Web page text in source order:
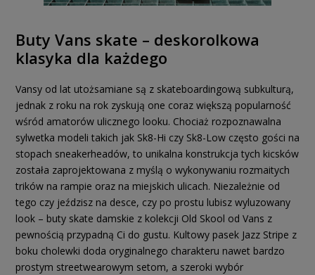
Buty Vans skate – deskorolkowa
klasyka dla każdego
Vansy od lat utożsamiane są z skateboardingową subkulturą,
jednak z roku na rok zyskują one coraz większą popularność
wśród amatorów ulicznego looku. Chociaż rozpoznawalna
sylwetka modeli takich jak Sk8-Hi czy Sk8-Low często gości na
stopach sneakerheadów, to unikalna konstrukcja tych kicsków
została zaprojektowana z myślą o wykonywaniu rozmaitych
trików na rampie oraz na miejskich ulicach. Niezależnie od
tego czy jeździsz na desce, czy po prostu lubisz wyluzowany
look – buty skate damskie z kolekcji Old Skool od Vans z
pewnością przypadną Ci do gustu. Kultowy pasek Jazz Stripe z
boku cholewki doda oryginalnego charakteru nawet bardzo
prostym streetwearowym setom, a szeroki wybór